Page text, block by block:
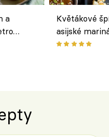
a
Květákové
asijské
chuťovka z